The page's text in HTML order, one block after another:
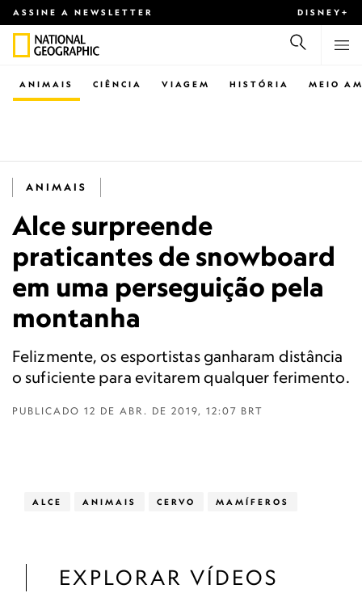
ASSINE A NEWSLETTER DISNEY+
CIÊNCIA VIAGEM
ANIMAIS HISTÓRIA MEIO
ANIMAIS
Alce surpreende
praticantes de snowboard
em uma perseguição pela
montanha
Felizmente, os esportistas ganharam distância
o suficiente para evitarem qualquer ferimento.
PUBLICADO 12 DE ABR. DE 2019, 12:07 BRT
ALCE ANIMAIS CERVO MAMÍFEROS
EXPLORAR VÍDEOS